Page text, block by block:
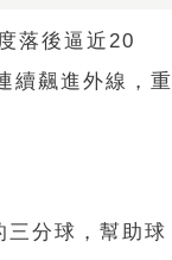
落後逼近20
續飆進外線，重
分球，幫助球